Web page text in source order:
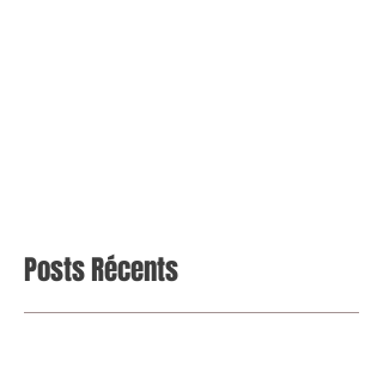
Posts Récents